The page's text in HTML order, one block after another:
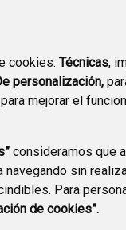
cookies: Técnicas,
personalización,
mejorar el
consideramos que
navegando sin
Para
de cookies”.
PLAN DE
2030